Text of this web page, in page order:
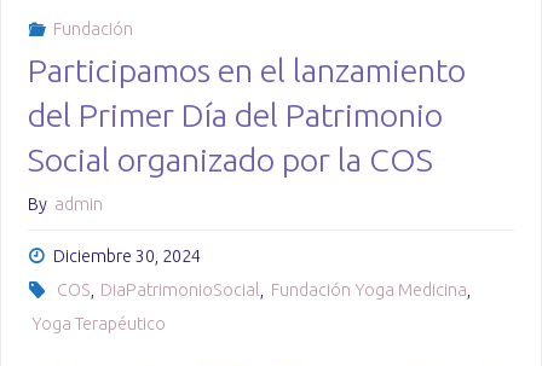
Fundación
Fundación
Participamos en el lanzamiento
del Primer Día del Patrimonio
Social organizado por la COS
By admin
Diciembre 30, 2024
COS
DiaPatrimonioSocial Fundación Yoga Medicina
Yoga Terapéutico